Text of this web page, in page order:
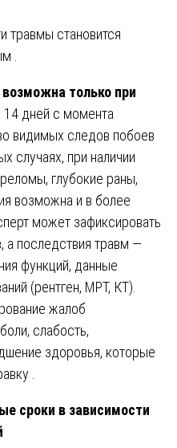
травмы становится
.
только при
14 дней с момента
видимых следов побоев
случаях, при наличии
глубокие раны,
возможна и в более
может зафиксировать
а последствия травм —
функций, данные
(рентген, МРТ, КТ).
жалоб
слабость,
здоровья, которые
.
сроки в зависимости